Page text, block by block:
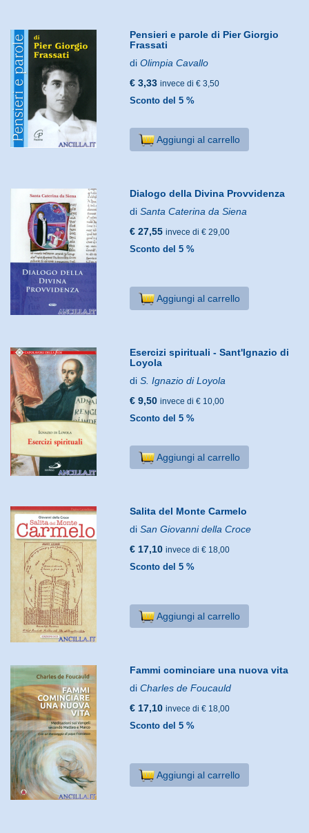
Pensieri e parole di Pier Giorgio
Frassati
diOlimpia Cavallo
€ 3,33 invece di € 3,50
Sconto del 5 %
Aggiungi al carrello
Dialogo della Divina Provvidenza
diSanta Caterina da Siena
€ 27,55 invece di € 29,00
Sconto del 5 %
Aggiungi al carrello
Esercizi spirituali - Sant'Ignazio di
Loyola
diS. Ignazio di Loyola
€ 9,50 invece di € 10,00
Sconto del 5 %
Aggiungi al carrello
Salita del Monte Carmelo
diSan Giovanni della Croce
€ 17,10 invece di € 18,00
Sconto del 5 %
Aggiungi al carrello
Fammi cominciare una nuova vita
diCharles de Foucauld
€ 17,10 invece di € 18,00
Sconto del 5 %
Aggiungi al carrello